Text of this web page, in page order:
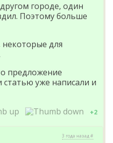
городе, один
Поэтому больше
некоторые для
предложение
статью уже написали и
+2
3 года назад #